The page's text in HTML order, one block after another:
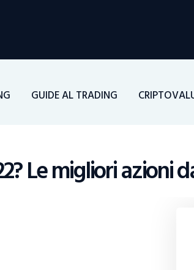
GUIDE AL TRADING
Le migliori azioni